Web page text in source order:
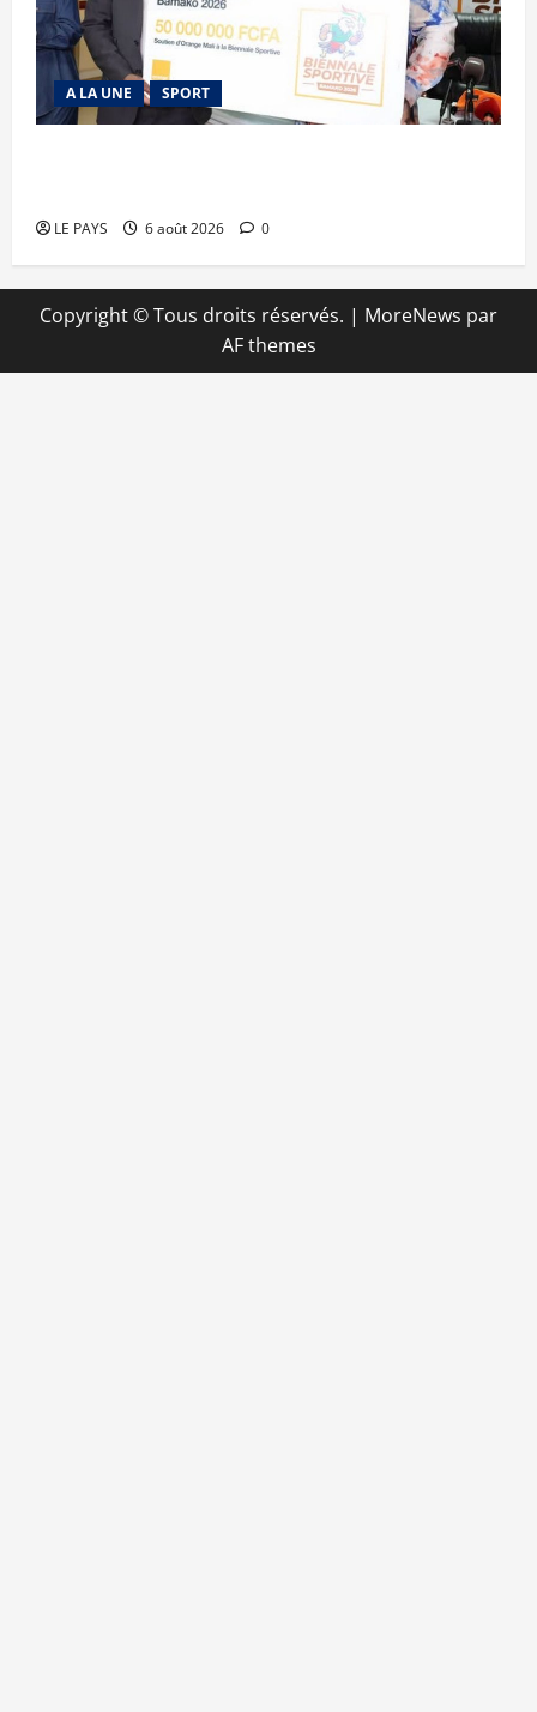
A LA UNE SPORT
LE PAYS 6 août 2026 0
Copyright © Tous droits réservés. | MoreNews par
AF themes